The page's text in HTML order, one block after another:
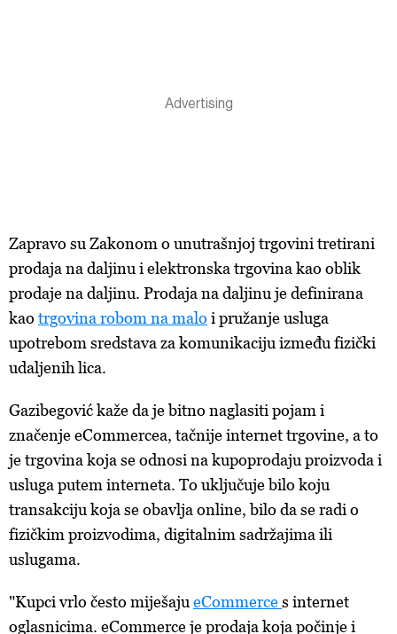
Zapravo su Zakonom o unutrašnjoj trgovini tretirani
prodaja na daljinu i elektronska trgovina kao oblik
prodaje na daljinu. Prodaja na daljinu je definirana
kao trgovina robom na malo i pružanje usluga
upotrebom sredstava za komunikaciju između fizički
udaljenih lica.
Gazibegović kaže da je bitno naglasiti pojam i
značenje eCommercea, tačnije internet trgovine, a to
je trgovina koja se odnosi na kupoprodaju proizvoda i
usluga putem interneta. To uključuje bilo koju
transakciju koja se obavlja online, bilo da se radi o
fizičkim proizvodima, digitalnim sadržajima ili
uslugama.
"Kupci vrlo često miješaju eCommerces internet
oglasnicima. eCommerce je prodaja koja počinje i